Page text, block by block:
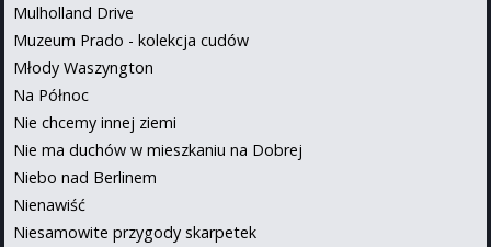
Mulholland Drive
Muzeum Prado - kolekcja cudów
Młody Waszyngton
Na Północ
Nie chcemy innej ziemi
Nie ma duchów w mieszkaniu na Dobrej
Niebo nad Berlinem
Nienawiść
Niesamowite przygody skarpetek